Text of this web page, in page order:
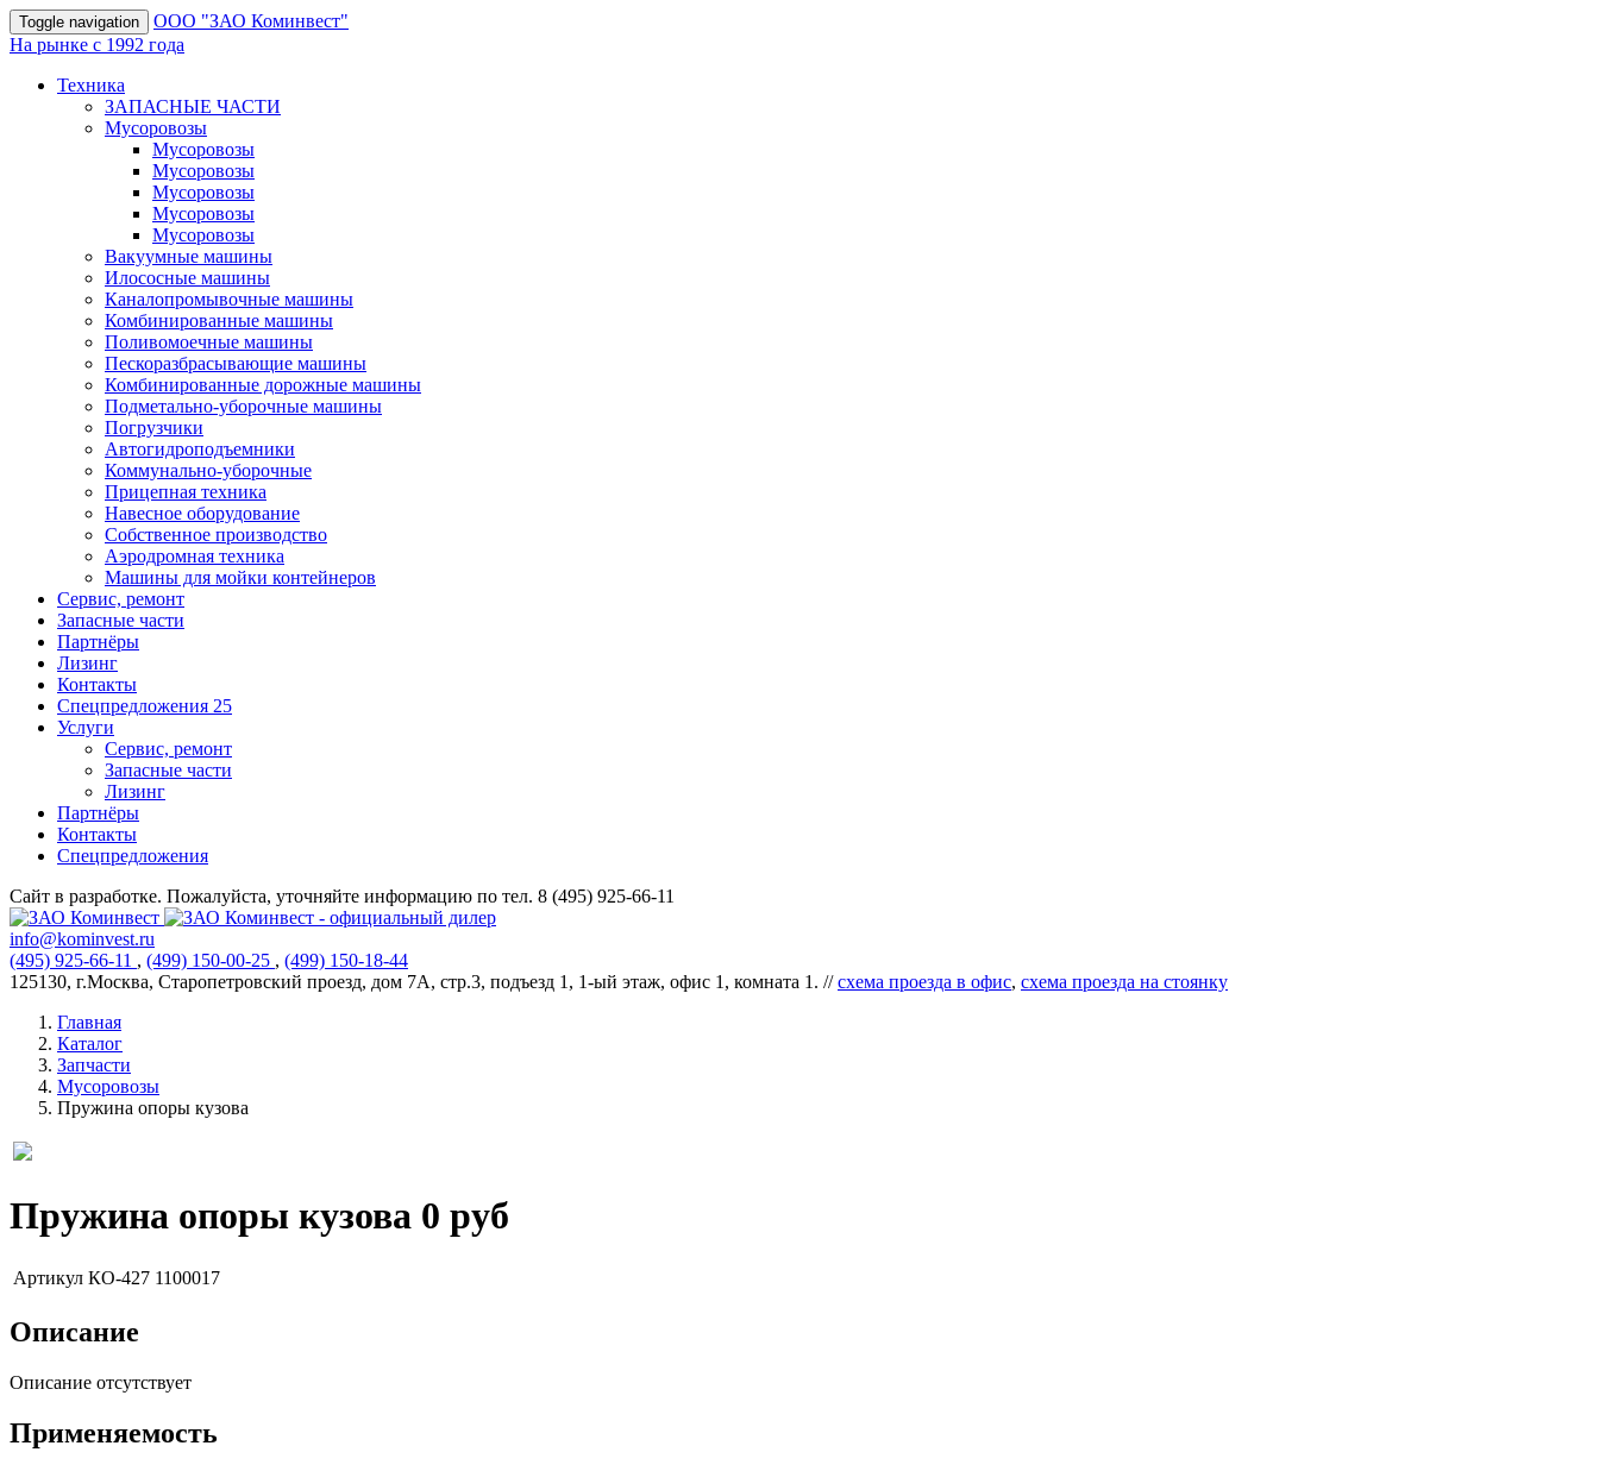
Toggle navigation
OOO "ЗАО Коминвест"
На рынке с 1992 года
Техника
ЗАПАСНЫЕ ЧАСТИ
Мусоровозы
Мусоровозы
Мусоровозы
Мусоровозы
Мусоровозы
Мусоровозы
Вакуумные машины
Илососные машины
Каналопромывочные машины
Комбинированные машины
Поливомоечные машины
Пескоразбрасывающие машины
Комбинированные дорожные машины
Подметально-уборочные машины
Погрузчики
Автогидроподъемники
Коммунально-уборочные
Прицепная техника
Навесное оборудование
Собственное производство
Аэродромная техника
Машины для мойки контейнеров
Сервис, ремонт
Запасные части
Партнёры
Лизинг
Контакты
Спецпредложения 25
Услуги
Сервис, ремонт
Запасные части
Лизинг
Партнёры
Контакты
Спецпредложения
Сайт в разработке. Пожалуйста, уточняйте информацию по тел. 8 (495) 925-66-11
info@kominvest.ru
(495) 925-66-11 , (499) 150-00-25 , (499) 150-18-44
125130, г.Москва, Старопетровский проезд, дом 7А, стр.3, подъезд 1, 1-ый этаж, офис 1, комната 1. //схема проезда в офис, схема проезда на стоянку
Главная
Каталог
Запчасти
Мусоровозы
Пружина опоры кузова
Пружина опоры кузова 0 руб
Артикул КО-427 1100017
Описание
Описание отсутствует
Применяемость